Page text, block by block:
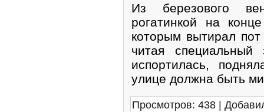
Из березового
рогатинкой на
которым вытирал
читая специальный
испортилась,
улице должна быть
Просмотров: 438 |